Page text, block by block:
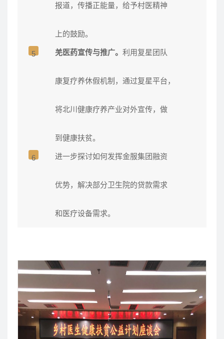
报道，传播正能量，给予村医精神
上的鼓励。
5 羌医药宣传与推广。 利用复星团队
康复疗养休假机制，通过复星平台，
将北川健康疗养产业对外宣传，做
到健康扶贫。
6 进一步探讨如何发挥金服集团融资
优势，解决部分卫生院的贷款需求
和医疗设备需求。